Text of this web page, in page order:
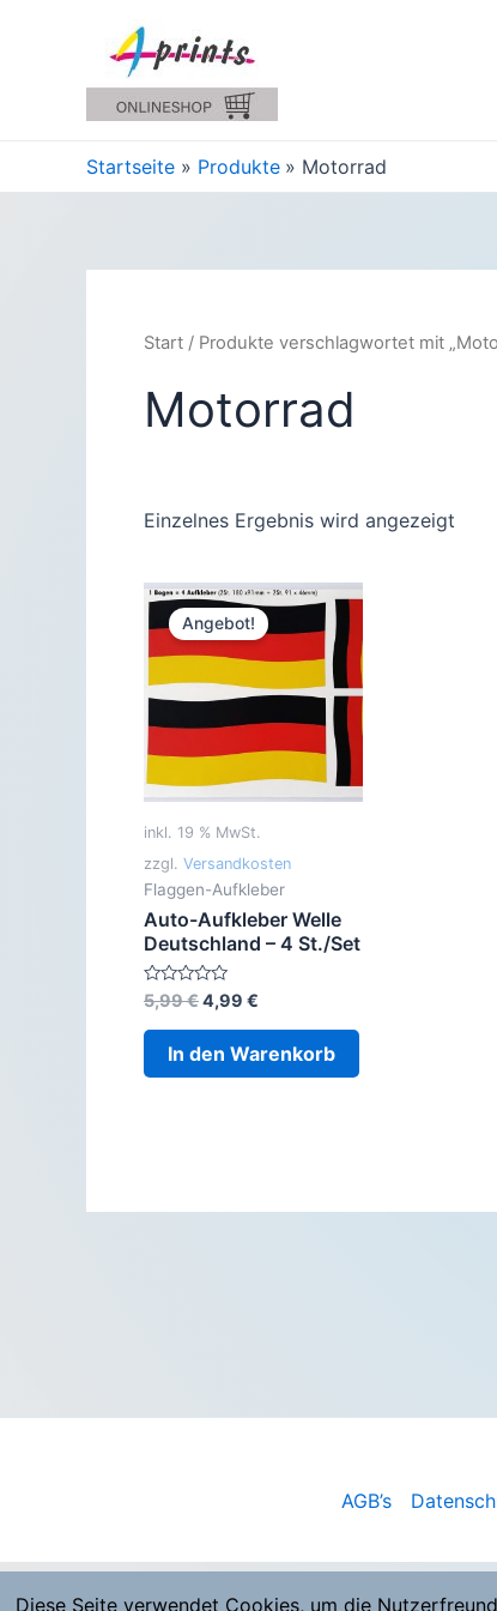
Startseite Produkte Motorrad
Start / Produkte verschlagwortet mit
Motorrad
Einzelnes Ergebnis wird angezeigt
Angebot!
inkl. 19 % MwSt.
zzgl. Versandkosten
Flaggen-Aufkleber
Auto-Aufkleber Welle
Deutschland – 4 St./Set
Bewertet
mit
0
5,99€Ursprünglicher
war:
5,99 €
4,99 €
4,99 €.
In den Warenkorb
AGB’s
Diese Seite verwendet Cookies, um die